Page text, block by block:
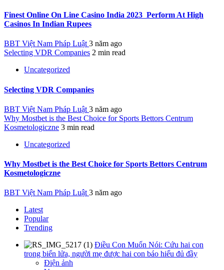
Finest Online On Line Casino India 2023 ️ Perform At High
Casinos In Indian Rupees
BBT Việt Nam Pháp Luật 3 năm ago
Selecting VDR Companies 2 min read
Uncategorized
Selecting VDR Companies
BBT Việt Nam Pháp Luật 3 năm ago
Why Mostbet is the Best Choice for Sports Bettors Centrum
Kosmetologiczne 3 min read
Uncategorized
Why Mostbet is the Best Choice for Sports Bettors Centrum
Kosmetologiczne
BBT Việt Nam Pháp Luật 3 năm ago
Latest
Popular
Trending
Điều Con Muốn Nói: Cứu hai con
trong biển lửa, người mẹ được hai con báo hiếu đủ đầy
Điện ảnh